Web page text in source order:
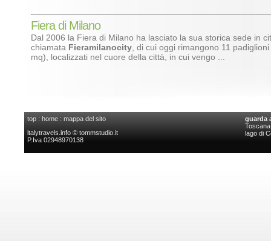
Fiera di Milano
Dal 2006 la Fiera di Milano ha lasciato la sua storica sede in
chiamata Fieramilanocity , di cui oggi rimangono 11
mq), localizzati nel cuore della città, in cui vengo ...
top : home : mappa del sito
italytravels.info © tommstudio.it
P.Iva 02948970138
guarda
lago di